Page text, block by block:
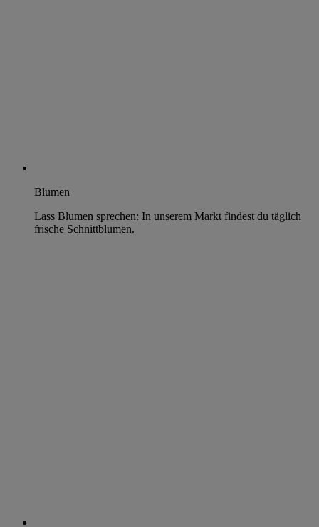
Blumen
Lass Blumen sprechen: In unserem Markt findest du täglich
frische Schnittblumen.